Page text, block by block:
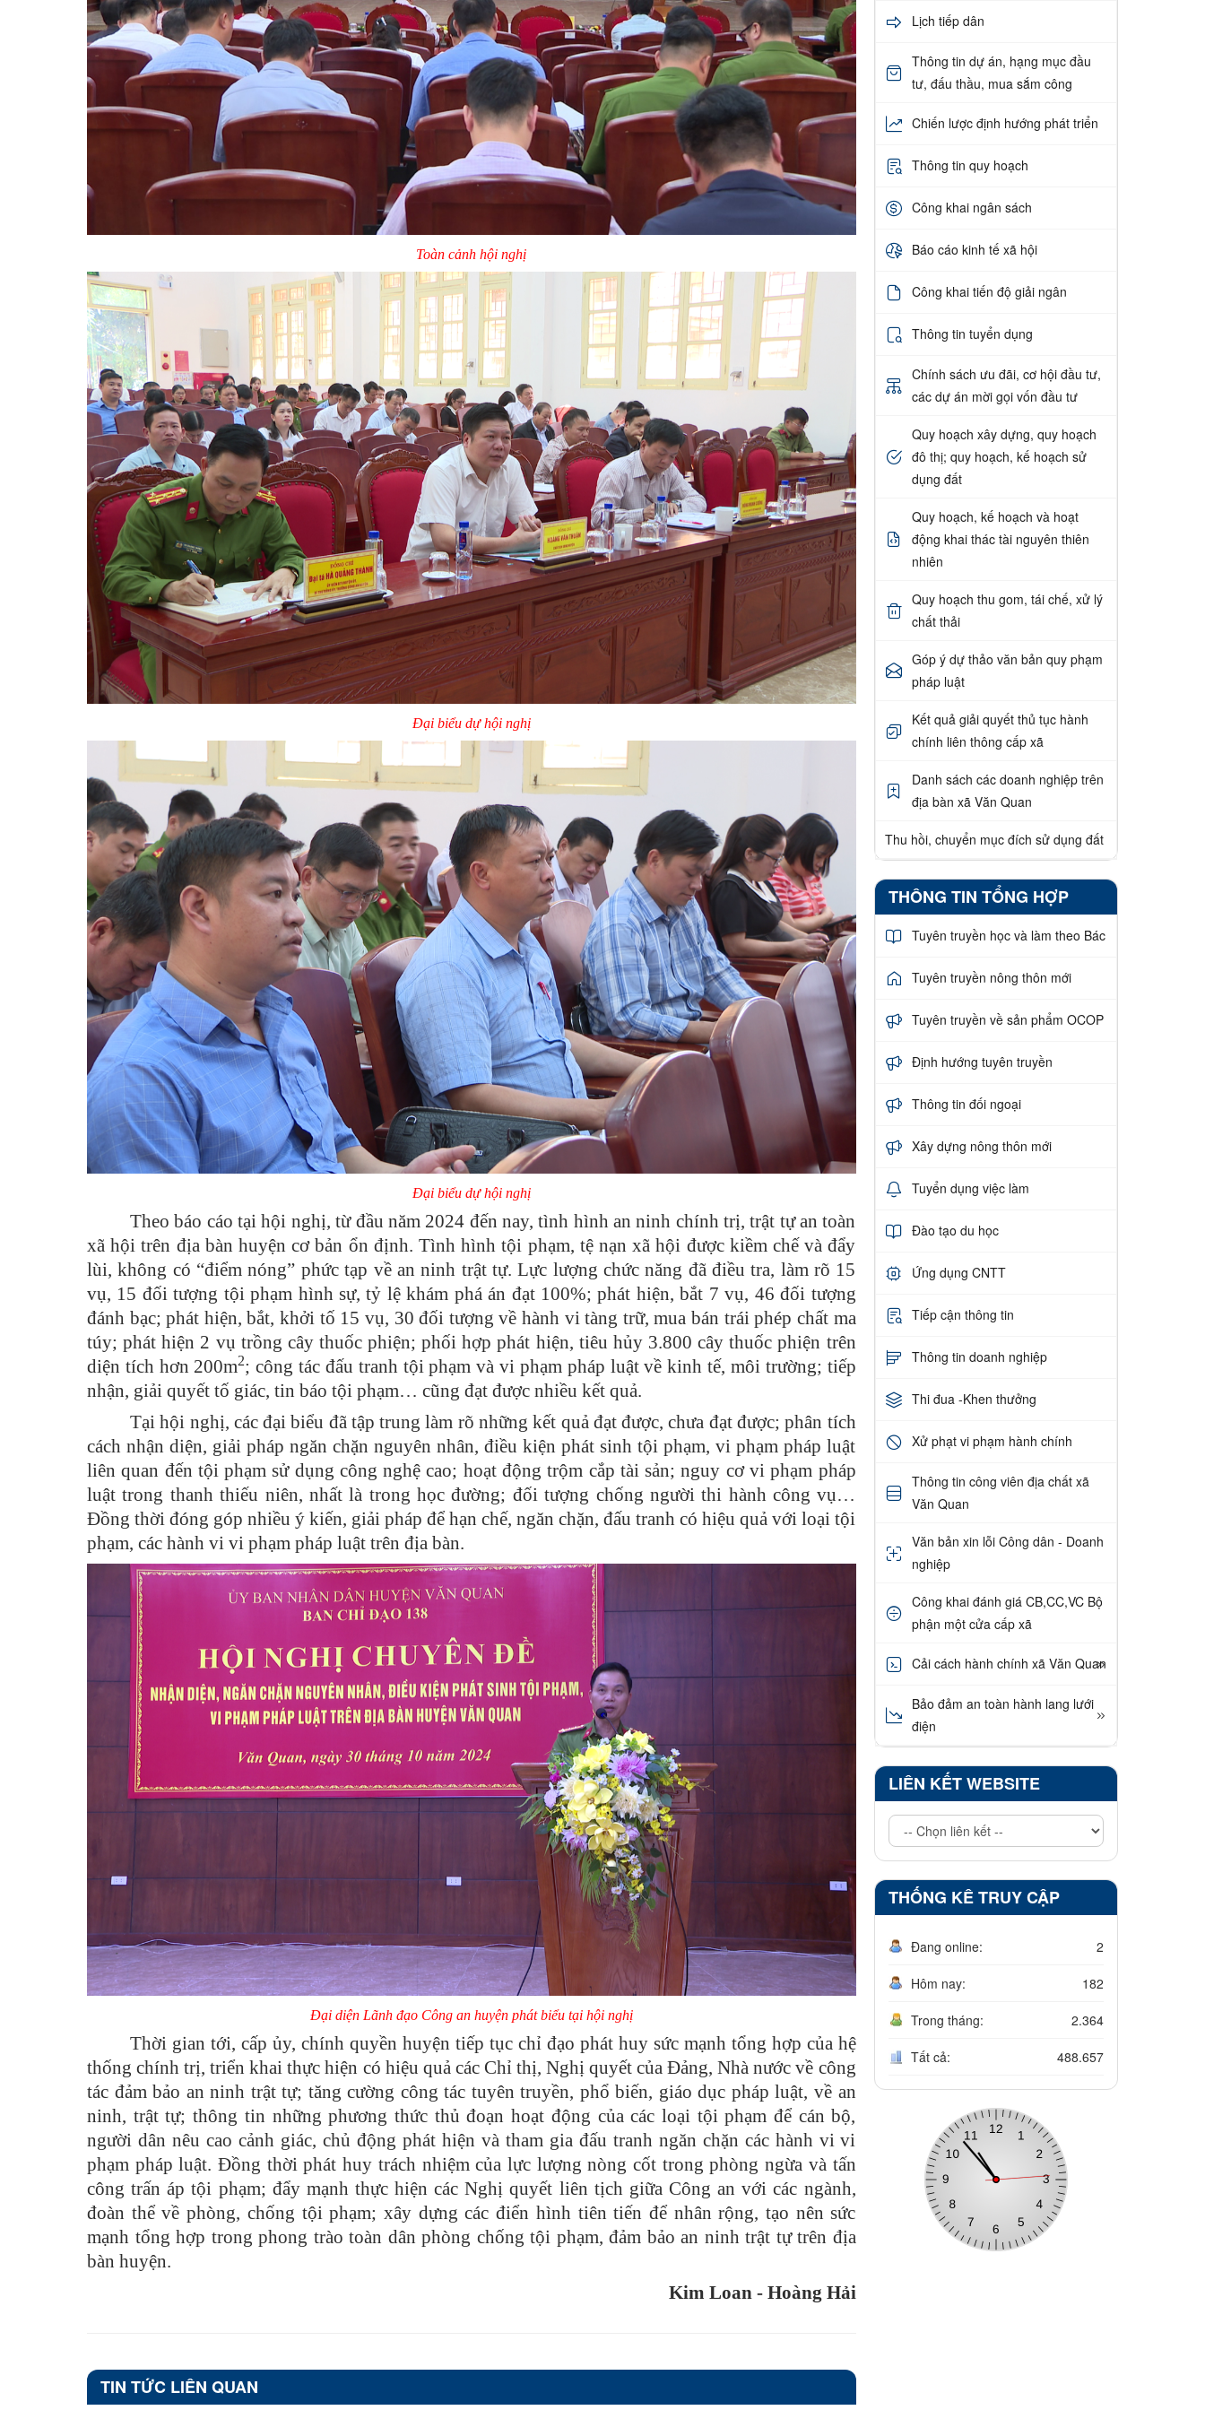
Tin tức trong xã
Thi tuyển công chức, Viên chức
Cải cách hành chính
Nhân sự các lãnh đạo nhiệm kỳ 2025 - 2030
Toàn cảnh hội nghị
Đại biểu dự hội nghị
Đại biểu dự hội nghị
Theo báo cáo tại hội nghị, từ đầu năm 2024 đến nay, tình hình an ninh chính trị, trật tự an toàn
xã hội trên địa bàn huyện cơ bản ổn định. Tình hình tội phạm, tệ nạn xã hội được kiềm chế và đẩy
lùi, không có “điểm nóng” phức tạp về an ninh trật tự. Lực lượng chức năng đã điều tra, làm rõ 15
vụ, 15 đối tượng tội phạm hình sự, tỷ lệ khám phá án đạt 100%; phát hiện, bắt 7 vụ, 46 đối tượng
đánh bạc; phát hiện, bắt, khởi tố 15 vụ, 30 đối tượng về hành vi tàng trữ, mua bán trái phép chất ma
túy; phát hiện 2 vụ trồng cây thuốc phiện; phối hợp phát hiện, tiêu hủy 3.800 cây thuốc phiện trên
diện tích hơn 200m2; công tác đấu tranh tội phạm và vi phạm pháp luật về kinh tế, môi trường; tiếp
nhận, giải quyết tố giác, tin báo tội phạm… cũng đạt được nhiều kết quả.
Tại hội nghị, các đại biểu đã tập trung làm rõ những kết quả đạt được, chưa đạt được; phân tích
cách nhận diện, giải pháp ngăn chặn nguyên nhân, điều kiện phát sinh tội phạm, vi phạm pháp luật
liên quan đến tội phạm sử dụng công nghệ cao; hoạt động trộm cắp tài sản; nguy cơ vi phạm pháp
luật trong thanh thiếu niên, nhất là trong học đường; đối tượng chống người thi hành công vụ…
Đồng thời đóng góp nhiều ý kiến, giải pháp để hạn chế, ngăn chặn, đấu tranh có hiệu quả với loại tội
phạm, các hành vi vi phạm pháp luật trên địa bàn.
Đại diện Lãnh đạo Công an huyện phát biểu tại hội nghị
Thời gian tới, cấp ủy, chính quyền huyện tiếp tục chỉ đạo phát huy sức mạnh tổng hợp của hệ
thống chính trị, triển khai thực hiện có hiệu quả các Chỉ thị, Nghị quyết của Đảng, Nhà nước về công
tác đảm bảo an ninh trật tự; tăng cường công tác tuyên truyền, phổ biến, giáo dục pháp luật, về an
ninh, trật tự; thông tin những phương thức thủ đoạn hoạt động của các loại tội phạm để cán bộ,
người dân nêu cao cảnh giác, chủ động phát hiện và tham gia đấu tranh ngăn chặn các hành vi vi
phạm pháp luật. Đồng thời phát huy trách nhiệm của lực lượng nòng cốt trong phòng ngừa và tấn
công trấn áp tội phạm; đẩy mạnh thực hiện các Nghị quyết liên tịch giữa Công an với các ngành,
đoàn thể về phòng, chống tội phạm; xây dựng các điển hình tiên tiến để nhân rộng, tạo nên sức
mạnh tổng hợp trong phong trào toàn dân phòng chống tội phạm, đảm bảo an ninh trật tự trên địa
bàn huyện.
Kim Loan - Hoàng Hải
TIN TỨC LIÊN QUAN
Lịch tiếp dân
Thông tin dự án, hạng mục đầu
tư, đấu thầu, mua sắm công
Chiến lược định hướng phát triển
Thông tin quy hoạch
Công khai ngân sách
Báo cáo kinh tế xã hội
Công khai tiến độ giải ngân
Thông tin tuyển dụng
Chính sách ưu đãi, cơ hội đầu tư,
các dự án mời gọi vốn đầu tư
Quy hoạch xây dựng, quy hoạch
đô thị; quy hoạch, kế hoạch sử
dụng đất
Quy hoạch, kế hoạch và hoạt
động khai thác tài nguyên thiên
nhiên
Quy hoạch thu gom, tái chế, xử lý
chất thải
Góp ý dự thảo văn bản quy phạm
pháp luật
Kết quả giải quyết thủ tục hành
chính liên thông cấp xã
Danh sách các doanh nghiệp trên
địa bàn xã Văn Quan
Thu hồi, chuyển mục đích sử dụng đất
THÔNG TIN TỔNG HỢP
Tuyên truyền học và làm theo Bác
Tuyên truyền nông thôn mới
Tuyên truyền về sản phẩm OCOP
Định hướng tuyên truyền
Thông tin đối ngoại
Xây dựng nông thôn mới
Tuyển dụng việc làm
Đào tạo du học
Ứng dụng CNTT
Tiếp cận thông tin
Thông tin doanh nghiệp
Thi đua -Khen thưởng
Xử phạt vi phạm hành chính
Thông tin công viên địa chất xã
Văn Quan
Văn bản xin lỗi Công dân - Doanh
nghiệp
Công khai đánh giá CB,CC,VC Bộ
phận một cửa cấp xã
Cải cách hành chính xã Văn Quan
Bảo đảm an toàn hành lang lưới
điện
LIÊN KẾT WEBSITE
THỐNG KÊ TRUY CẬP
Đang online: 2
Hôm nay: 182
Trong tháng: 2.364
Tất cả: 488.657